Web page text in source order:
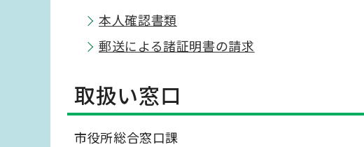
本人確認書類
郵送による諸証明書の請求
取扱い窓口
市役所総合窓口課